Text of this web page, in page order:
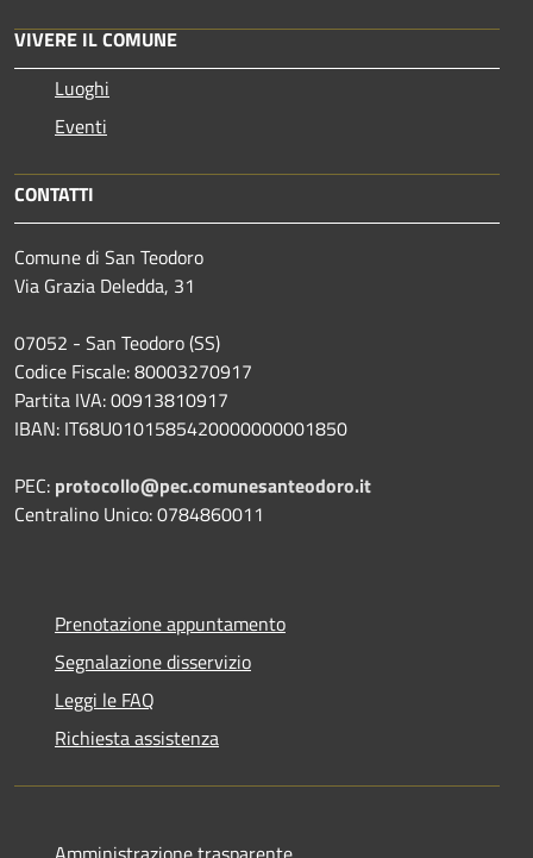
VIVERE IL COMUNE
Luoghi
Eventi
CONTATTI
Comune di San Teodoro
Via Grazia Deledda, 31
07052 - San Teodoro (SS)
Codice Fiscale: 80003270917
Partita IVA: 00913810917
IBAN: IT68U0101585420000000001850
PEC: protocollo@pec.comunesanteodoro.it
Centralino Unico: 0784860011
Prenotazione appuntamento
Segnalazione disservizio
Leggi le FAQ
Richiesta assistenza